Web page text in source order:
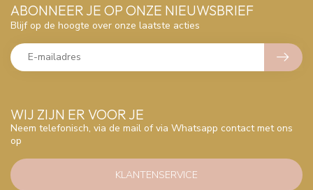
WIJ ZIJN ER VOOR JE
Neem telefonisch, via de mail of via Whatsapp contact met ons
op
KLANTENSERVICE
ABONNEER JE OP ONZE NIEUWSBRIEF
Blijf op de hoogte over onze laatste acties